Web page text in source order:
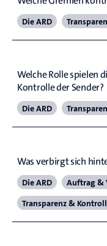
Die ARD
Welche Rolle spielen
Kontrolle der Sender?
Die ARD
Was verbirgt sich
Die ARD
Auftrag &
Transparenz &